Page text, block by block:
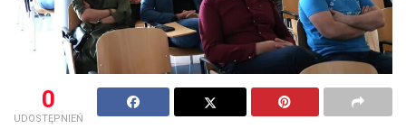
0
UDOSTĘPNIEŃ